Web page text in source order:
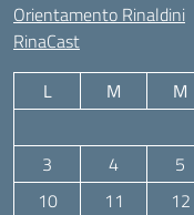
Orientamento Rinaldini
RinaCast
L M M
3
4 5
10
11 12